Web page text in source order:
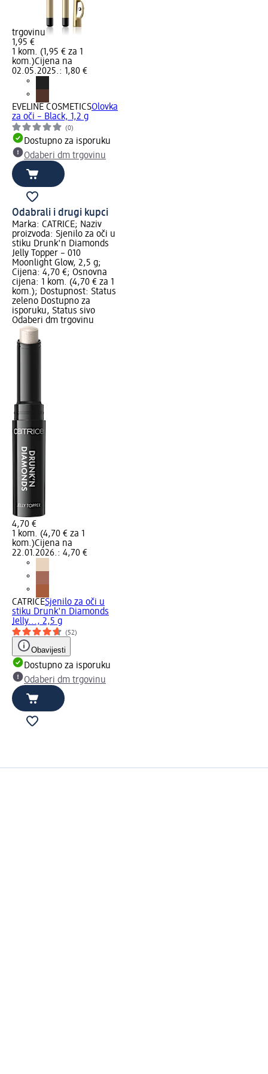
trgovinu
1,95 €
1 kom. (1,95 € za 1
kom.)Cijena na
02.05.2025.: 1,80 €
EVELINE COSMETICSOlovka
za oči – Black, 1,2 g
(0)
Dostupno za isporuku
Odaberi dm trgovinu
Odabrali i drugi kupci
Marka: CATRICE; Naziv
proizvoda: Sjenilo za oči u
stiku Drunk'n Diamonds
Jelly Topper – 010
Moonlight Glow, 2,5 g;
Cijena: 4,70 €; Osnovna
cijena: 1 kom. (4,70 € za 1
kom.); Dostupnost: Status
zeleno Dostupno za
isporuku, Status sivo
Odaberi dm trgovinu
4,70 €
1 kom. (4,70 € za 1
kom.)Cijena na
22.01.2026.: 4,70 €
CATRICESjenilo za oči u
stiku Drunk'n Diamonds
Jelly..., 2,5 g
(52)
Obavijesti
Dostupno za isporuku
Odaberi dm trgovinu